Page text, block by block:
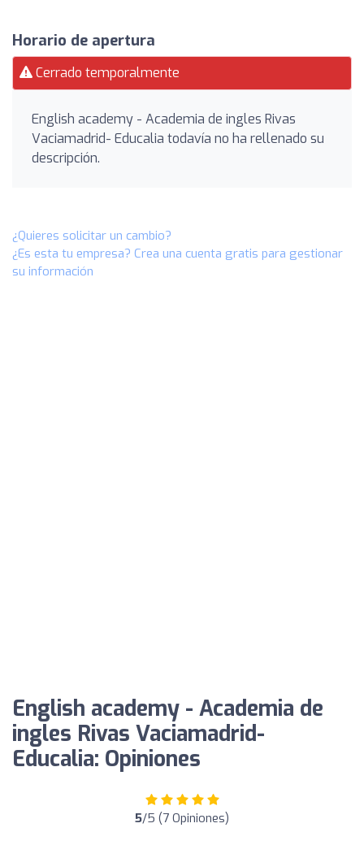
Horario de apertura
Cerrado temporalmente
English academy - Academia de ingles Rivas
Vaciamadrid- Educalia todavía no ha rellenado su
descripción.
¿Quieres solicitar un cambio?
¿Es esta tu empresa? Crea una cuenta gratis para gestionar
su información
English academy - Academia de
ingles Rivas Vaciamadrid-
Educalia: Opiniones
5/5 (7 Opiniones)